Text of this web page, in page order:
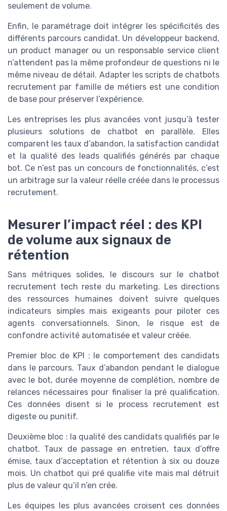
seulement de volume.
Enfin, le paramétrage doit intégrer les spécificités des
différents parcours candidat. Un développeur backend,
un product manager ou un responsable service client
n’attendent pas la même profondeur de questions ni le
même niveau de détail. Adapter les scripts de chatbots
recrutement par famille de métiers est une condition
de base pour préserver l’expérience.
Les entreprises les plus avancées vont jusqu’à tester
plusieurs solutions de chatbot en parallèle. Elles
comparent les taux d’abandon, la satisfaction candidat
et la qualité des leads qualifiés générés par chaque
bot. Ce n’est pas un concours de fonctionnalités, c’est
un arbitrage sur la valeur réelle créée dans le processus
recrutement.
Mesurer l’impact réel : des KPI
de volume aux signaux de
rétention
Sans métriques solides, le discours sur le chatbot
recrutement tech reste du marketing. Les directions
des ressources humaines doivent suivre quelques
indicateurs simples mais exigeants pour piloter ces
agents conversationnels. Sinon, le risque est de
confondre activité automatisée et valeur créée.
Premier bloc de KPI : le comportement des candidats
dans le parcours. Taux d’abandon pendant le dialogue
avec le bot, durée moyenne de complétion, nombre de
relances nécessaires pour finaliser la pré qualification.
Ces données disent si le process recrutement est
digeste ou punitif.
Deuxième bloc : la qualité des candidats qualifiés par le
chatbot. Taux de passage en entretien, taux d’offre
émise, taux d’acceptation et rétention à six ou douze
mois. Un chatbot qui pré qualifie vite mais mal détruit
plus de valeur qu’il n’en crée.
Les équipes les plus avancées croisent ces données